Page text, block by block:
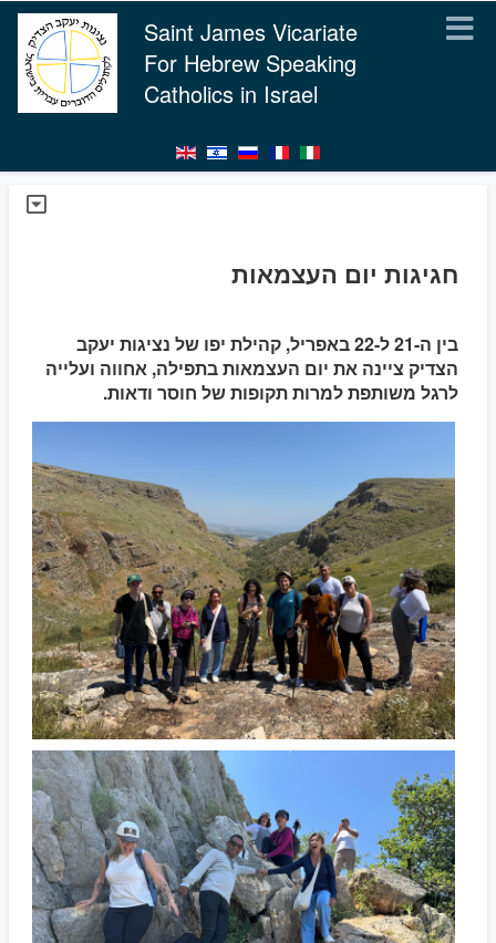
Saint James Vicariate
For Hebrew Speaking
Catholics in Israel
חגיגות יום העצמאות
בין ה-21 ל-22 באפריל, קהילת יפו של נציגות יעקב
הצדיק ציינה את יום העצמאות בתפילה, אחווה ועלייה
לרגל משותפת למרות תקופות של חוסר ודאות.